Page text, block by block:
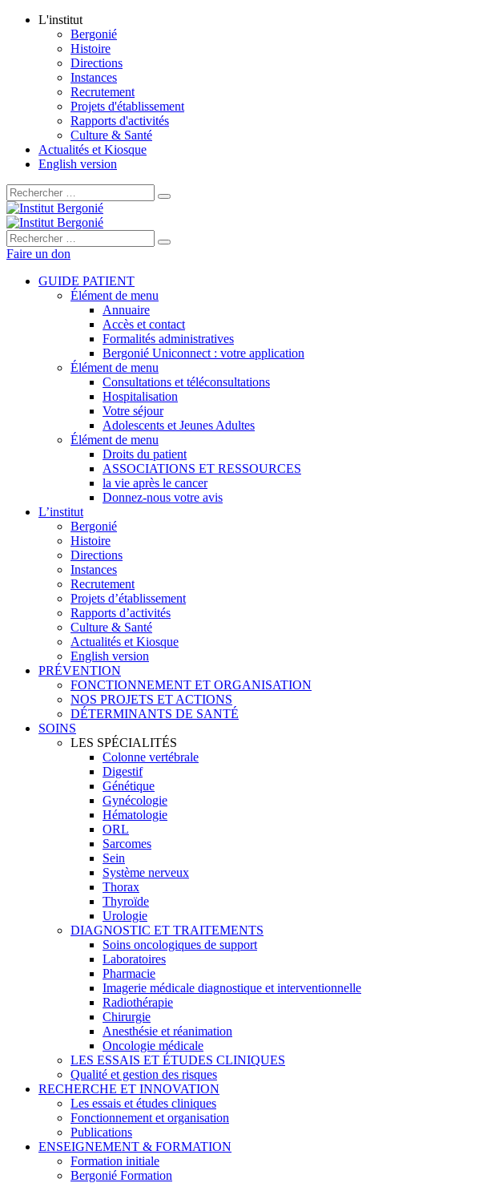
L'institut
Bergonié
Histoire
Directions
Instances
Recrutement
Projets d'établissement
Rapports d'activités
Culture & Santé
Actualités et Kiosque
English version
Rechercher :
Rechercher :
Faire un don
GUIDE PATIENT
Élément de menu
Annuaire
Accès et contact
Formalités administratives
Bergonié Uniconnect : votre application
Élément de menu
Consultations et téléconsultations
Hospitalisation
Votre séjour
Adolescents et Jeunes Adultes
Élément de menu
Droits du patient
ASSOCIATIONS ET RESSOURCES
la vie après le cancer
Donnez-nous votre avis
L’institut
Bergonié
Histoire
Directions
Instances
Recrutement
Projets d’établissement
Rapports d’activités
Culture & Santé
Actualités et Kiosque
English version
PRÉVENTION
FONCTIONNEMENT ET ORGANISATION
NOS PROJETS ET ACTIONS
DÉTERMINANTS DE SANTÉ
SOINS
LES SPÉCIALITÉS
Colonne vertébrale
Digestif
Génétique
Gynécologie
Hématologie
ORL
Sarcomes
Sein
Système nerveux
Thorax
Thyroïde
Urologie
DIAGNOSTIC ET TRAITEMENTS
Soins oncologiques de support
Laboratoires
Pharmacie
Imagerie médicale diagnostique et interventionnelle
Radiothérapie
Chirurgie
Anesthésie et réanimation
Oncologie médicale
LES ESSAIS ET ÉTUDES CLINIQUES
Qualité et gestion des risques
RECHERCHE ET INNOVATION
Les essais et études cliniques
Fonctionnement et organisation
Publications
ENSEIGNEMENT & FORMATION
Formation initiale
Bergonié Formation